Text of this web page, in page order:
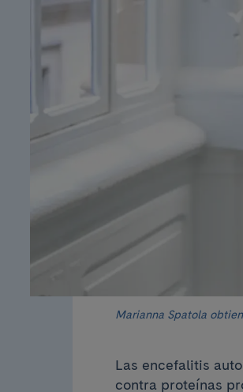
Marianna Spatola
Las encefalitis
contra proteínas